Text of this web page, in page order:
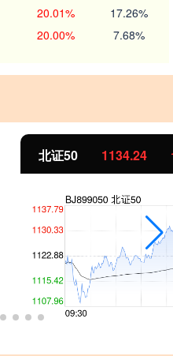
20.01% 17.26%
20.00% 7.68%
11.37 1.01%